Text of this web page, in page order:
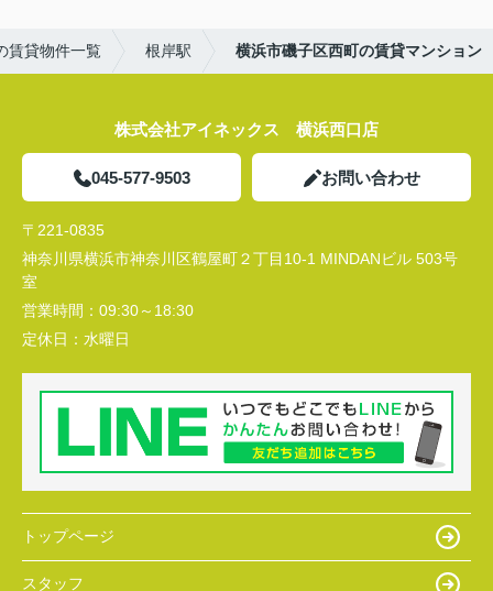
賃貸物件一覧 根岸駅 横浜市磯子区西町の賃貸マンション
株式会社アイネックス 横浜西口店
045-577-9503 お問い合わせ
〒221-0835
神奈川県横浜市神奈川区鶴屋町２丁目10-1 MINDANビル 503号
室
営業時間： 09:30～18:30
定休日： 水曜日
トップページ
スタッフ